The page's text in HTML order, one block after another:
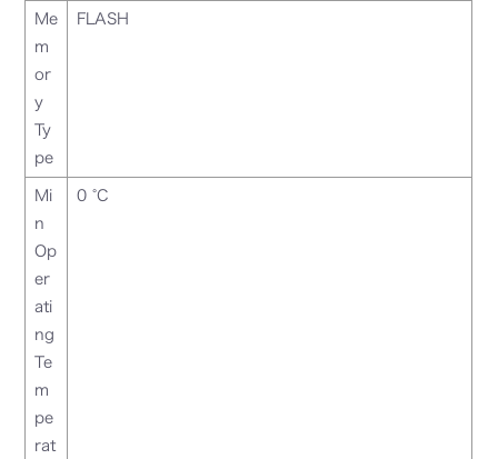
Me
m
or
y
Ty
pe
FLASH
Mi
n
Op
er
ati
ng
Te
m
pe
rat
0 °C